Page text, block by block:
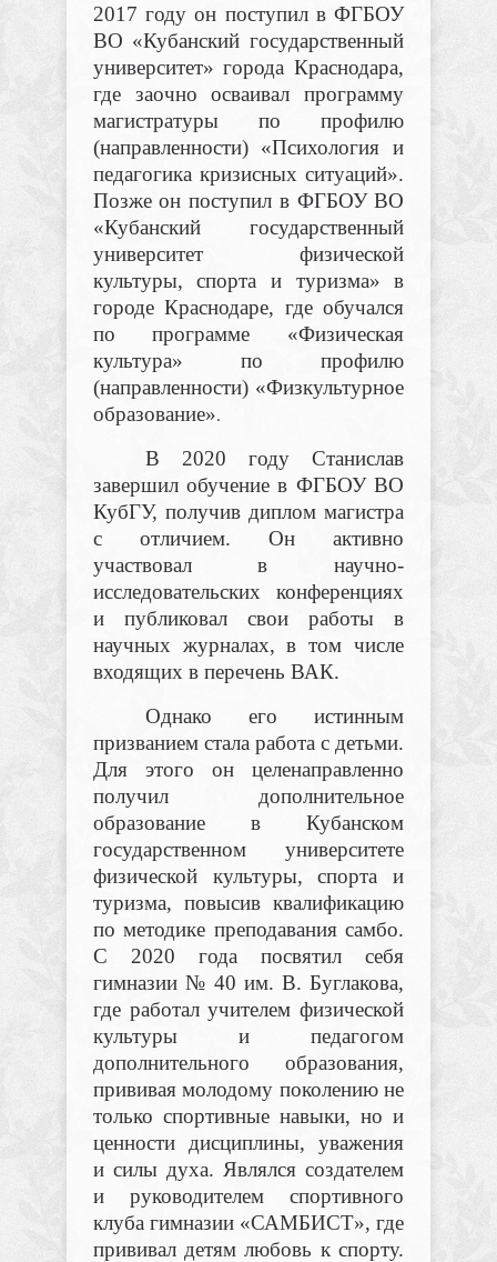
2017 году он поступил в ФГБОУ
ВО «Кубанский государственный
университет» города Краснодара,
где заочно осваивал программу
магистратуры по профилю
(направленности) «Психология и
педагогика кризисных ситуаций».
Позже он поступил в ФГБОУ ВО
«Кубанский государственный
университет физической
культуры, спорта и туризма» в
городе Краснодаре, где обучался
по программе «Физическая
культура» по профилю
(направленности) «Физкультурное
образование».
В 2020 году Станислав
завершил обучение в ФГБОУ ВО
КубГУ, получив диплом магистра
с отличием. Он активно
участвовал в научно-
исследовательских конференциях
и публиковал свои работы в
научных журналах, в том числе
входящих в перечень ВАК.
Однако его истинным
призванием стала работа с детьми.
Для этого он целенаправленно
получил дополнительное
образование в Кубанском
государственном университете
физической культуры, спорта и
туризма, повысив квалификацию
по методике преподавания самбо.
С 2020 года посвятил себя
гимназии № 40 им. В. Буглакова,
где работал учителем физической
культуры и педагогом
дополнительного образования,
прививая молодому поколению не
только спортивные навыки, но и
ценности дисциплины, уважения
и силы духа. Являлся создателем
и руководителем спортивного
клуба гимназии «САМБИСТ», где
прививал детям любовь к спорту.